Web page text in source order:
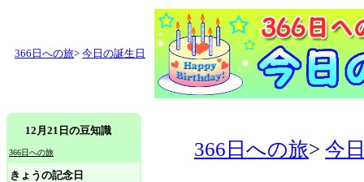
366日への旅> 今日の誕生日
12月21日の豆知識
366日への旅
きょうの記念日
366日への旅> 今